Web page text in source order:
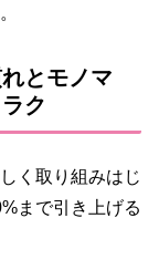
とモノマ
ク
く取り組みはじ
まで引き上げる